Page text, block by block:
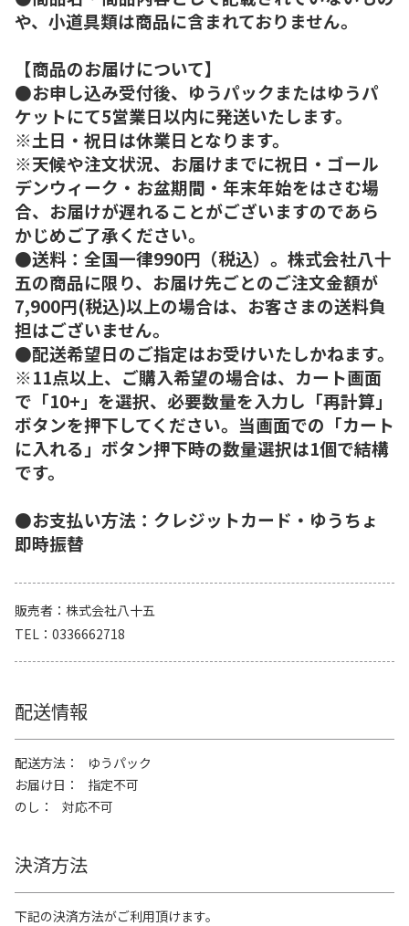
や、小道具類は商品に含まれておりません。
【商品のお届けについて】
●お申し込み受付後、ゆうパックまたはゆうパ
ケットにて5営業日以内に発送いたします。
※土日・祝日は休業日となります。
※天候や注文状況、お届けまでに祝日・ゴール
デンウィーク・お盆期間・年末年始をはさむ場
合、お届けが遅れることがございますのであら
かじめご了承ください。
●送料：全国一律990円（税込）。株式会社八十
五の商品に限り、お届け先ごとのご注文金額が
7,900円(税込)以上の場合は、お客さまの送料負
担はございません。
●配送希望日のご指定はお受けいたしかねます。
※11点以上、ご購入希望の場合は、カート画面
で「10+」を選択、必要数量を入力し「再計算」
ボタンを押下してください。当画面での「カート
に入れる」ボタン押下時の数量選択は1個で結構
です。
●お支払い方法：クレジットカード・ゆうちょ
即時振替
販売者
株式会社八十五
TEL
0336662718
配送情報
配送方法
ゆうパック
お届け日
指定不可
のし
対応不可
決済方法
下記の決済方法がご利用頂けます。